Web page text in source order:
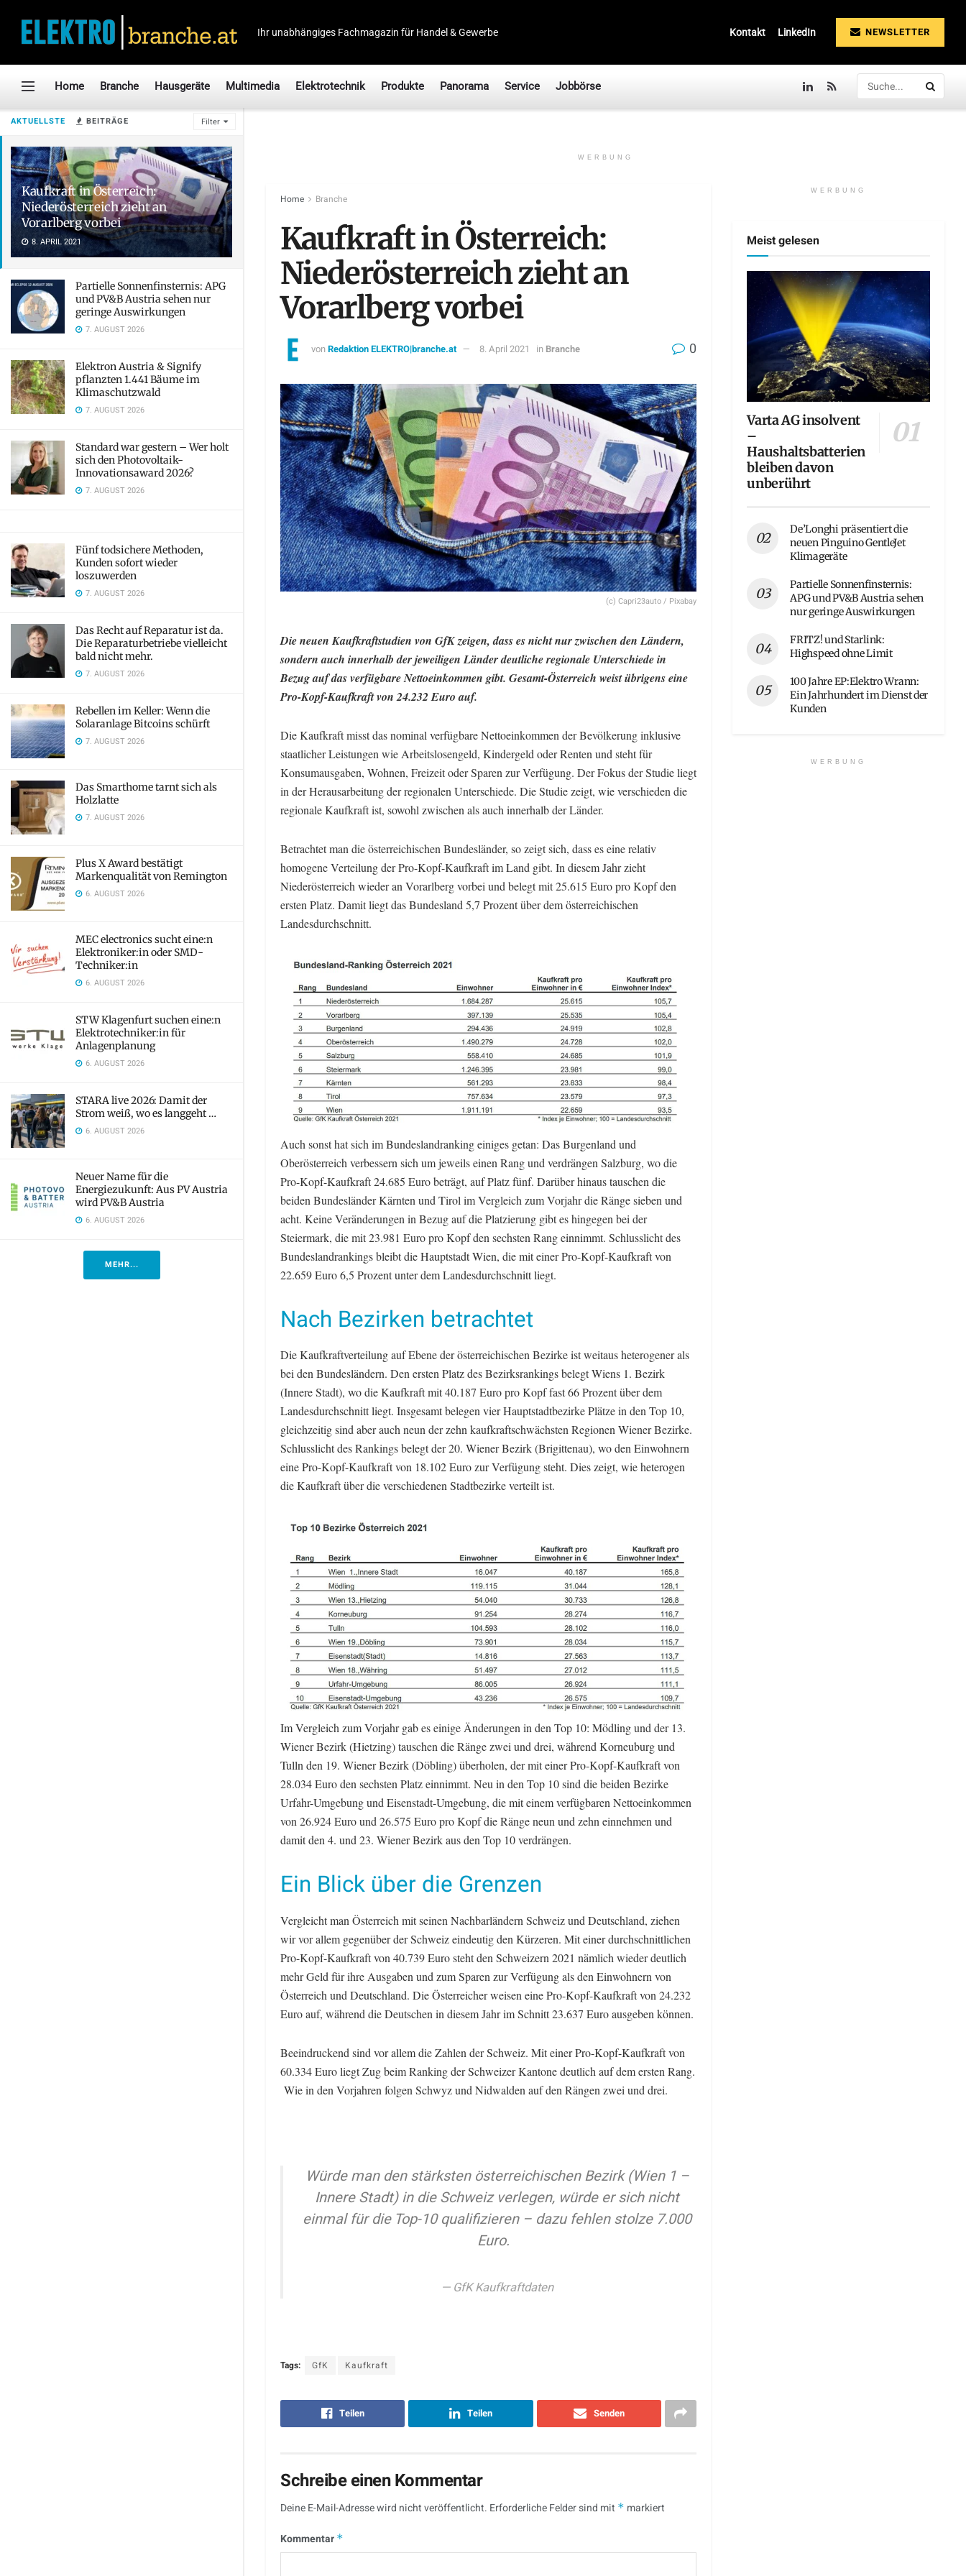
AKTUELLSTE BEITRÄGE Filter
Kaufkraft in Österreich:
Niederösterreich zieht an
Vorarlberg vorbei
8. APRIL 2021
Partielle Sonnenfinsternis: APG
und PV&B Austria sehen nur
geringe Auswirkungen
7. AUGUST 2026
Elektron Austria & Signify
pflanzten 1.441 Bäume im
Klimaschutzwald
7. AUGUST 2026
Standard war gestern – Wer holt
sich den Photovoltaik-
Innovationsaward 2026?
7. AUGUST 2026
Fünf todsichere Methoden,
Kunden sofort wieder
loszuwerden
7. AUGUST 2026
Das Recht auf Reparatur ist da.
Die Reparaturbetriebe vielleicht
bald nicht mehr.
7. AUGUST 2026
Rebellen im Keller: Wenn die
Solaranlage Bitcoins schürft
7. AUGUST 2026
Das Smarthome tarnt sich als
Holzlatte
7. AUGUST 2026
Plus X Award bestätigt
Markenqualität von Remington
6. AUGUST 2026
MEC electronics sucht eine:n
Elektroniker:in oder SMD-
Techniker:in
6. AUGUST 2026
STW Klagenfurt suchen eine:n
Elektrotechniker:in für
Anlagenplanung
6. AUGUST 2026
STARA live 2026: Damit der
Strom weiß, wo es langgeht …
6. AUGUST 2026
Neuer Name für die
Energiezukunft: Aus PV Austria
wird PV&B Austria
6. AUGUST 2026
MEHR...
Ihr unabhängiges Fachmagazin für Handel & Gewerbe Kontakt LinkedIn NEWSLETTER
Home Branche Hausgeräte Multimedia Elektrotechnik Produkte Panorama Service Jobbörse
WERBUNG
Home Branche
Kaufkraft in Österreich:
Niederösterreich zieht an
Vorarlberg vorbei
vonRedaktion ELEKTRO|branche.at 8. April 2021 in Branche 0
(c) Capri23auto / Pixabay
Die neuen Kaufkraftstudien von GfK zeigen, dass es nicht nur zwischen den Ländern,
sondern auch innerhalb der jeweiligen Länder deutliche regionale Unterschiede in
Bezug auf das verfügbare Nettoeinkommen gibt. Gesamt-Österreich weist übrigens eine
Pro-Kopf-Kaufkraft von 24.232 Euro auf.
Die Kaufkraft misst das nominal verfügbare Nettoeinkommen der Bevölkerung inklusive
staatlicher Leistungen wie Arbeitslosengeld, Kindergeld oder Renten und steht für
Konsumausgaben, Wohnen, Freizeit oder Sparen zur Verfügung. Der Fokus der Studie liegt
in der Herausarbeitung der regionalen Unterschiede. Die Studie zeigt, wie verschieden die
regionale Kaufkraft ist, sowohl zwischen als auch innerhalb der Länder.
Betrachtet man die österreichischen Bundesländer, so zeigt sich, dass es eine relativ
homogene Verteilung der Pro-Kopf-Kaufkraft im Land gibt. In diesem Jahr zieht
Niederösterreich wieder an Vorarlberg vorbei und belegt mit 25.615 Euro pro Kopf den
ersten Platz. Damit liegt das Bundesland 5,7 Prozent über dem österreichischen
Landesdurchschnitt.
Auch sonst hat sich im Bundeslandranking einiges getan: Das Burgenland und
Oberösterreich verbessern sich um jeweils einen Rang und verdrängen Salzburg, wo die
Pro-Kopf-Kaufkraft 24.685 Euro beträgt, auf Platz fünf. Darüber hinaus tauschen die
beiden Bundesländer Kärnten und Tirol im Vergleich zum Vorjahr die Ränge sieben und
acht. Keine Veränderungen in Bezug auf die Platzierung gibt es hingegen bei der
Steiermark, die mit 23.981 Euro pro Kopf den sechsten Rang einnimmt. Schlusslicht des
Bundeslandrankings bleibt die Hauptstadt Wien, die mit einer Pro-Kopf-Kaufkraft von
22.659 Euro 6,5 Prozent unter dem Landesdurchschnitt liegt.
Nach Bezirken betrachtet
Die Kaufkraftverteilung auf Ebene der österreichischen Bezirke ist weitaus heterogener als
bei den Bundesländern. Den ersten Platz des Bezirksrankings belegt Wiens 1. Bezirk
(Innere Stadt), wo die Kaufkraft mit 40.187 Euro pro Kopf fast 66 Prozent über dem
Landesdurchschnitt liegt. Insgesamt belegen vier Hauptstadtbezirke Plätze in den Top 10,
gleichzeitig sind aber auch neun der zehn kaufkraftschwächsten Regionen Wiener Bezirke.
Schlusslicht des Rankings belegt der 20. Wiener Bezirk (Brigittenau), wo den Einwohnern
eine Pro-Kopf-Kaufkraft von 18.102 Euro zur Verfügung steht. Dies zeigt, wie heterogen
die Kaufkraft über die verschiedenen Stadtbezirke verteilt ist.
Im Vergleich zum Vorjahr gab es einige Änderungen in den Top 10: Mödling und der 13.
Wiener Bezirk (Hietzing) tauschen die Ränge zwei und drei, während Korneuburg und
Tulln den 19. Wiener Bezirk (Döbling) überholen, der mit einer Pro-Kopf-Kaufkraft von
28.034 Euro den sechsten Platz einnimmt. Neu in den Top 10 sind die beiden Bezirke
Urfahr-Umgebung und Eisenstadt-Umgebung, die mit einem verfügbaren Nettoeinkommen
von 26.924 Euro und 26.575 Euro pro Kopf die Ränge neun und zehn einnehmen und
damit den 4. und 23. Wiener Bezirk aus den Top 10 verdrängen.
Ein Blick über die Grenzen
Vergleicht man Österreich mit seinen Nachbarländern Schweiz und Deutschland, ziehen
wir vor allem gegenüber der Schweiz eindeutig den Kürzeren. Mit einer durchschnittlichen
Pro-Kopf-Kaufkraft von 40.739 Euro steht den Schweizern 2021 nämlich wieder deutlich
mehr Geld für ihre Ausgaben und zum Sparen zur Verfügung als den Einwohnern von
Österreich und Deutschland. Die Österreicher weisen eine Pro-Kopf-Kaufkraft von 24.232
Euro auf, während die Deutschen in diesem Jahr im Schnitt 23.637 Euro ausgeben können.
Beeindruckend sind vor allem die Zahlen der Schweiz. Mit einer Pro-Kopf-Kaufkraft von
60.334 Euro liegt Zug beim Ranking der Schweizer Kantone deutlich auf dem ersten Rang.
Wie in den Vorjahren folgen Schwyz und Nidwalden auf den Rängen zwei und drei.
Würde man den stärksten österreichischen Bezirk (Wien 1 –
Innere Stadt) in die Schweiz verlegen, würde er sich nicht
einmal für die Top-10 qualifizieren – dazu fehlen stolze 7.000
Euro.
GfK Kaufkraftdaten
Tags: GfK Kaufkraft
Teilen Teilen Senden
Schreibe einen Kommentar
Deine E-Mail-Adresse wird nicht veröffentlicht. Erforderliche Felder sind mit * markiert
Kommentar *
WERBUNG
Meist gelesen
Varta AG insolvent
–
Haushaltsbatterien
bleiben davon
unberührt
De’Longhi präsentiert die
neuen Pinguino GentleJet
Klimageräte
Partielle Sonnenfinsternis:
APG und PV&B Austria sehen
nur geringe Auswirkungen
FRITZ! und Starlink:
Highspeed ohne Limit
100 Jahre EP:Elektro Wrann:
Ein Jahrhundert im Dienst der
Kunden
WERBUNG